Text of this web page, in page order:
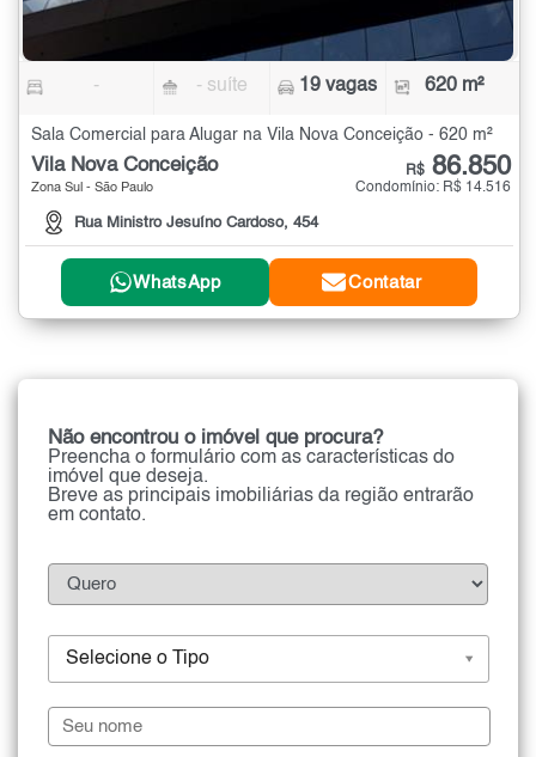
- - suíte 19 vagas 620 m²
Sala Comercial para Alugar na Vila Nova Conceição - 620 m²
Vila Nova Conceição
Zona Sul - São Paulo
Rua Ministro Jesuíno Cardoso, 454
R$ 86.850
Condomínio: R$ 14.516
WhatsApp Contatar
Não encontrou o imóvel que procura?
Preencha o formulário com as características do
imóvel que deseja.
Breve as principais imobiliárias da região entrarão
em contato.
Selecione o Tipo